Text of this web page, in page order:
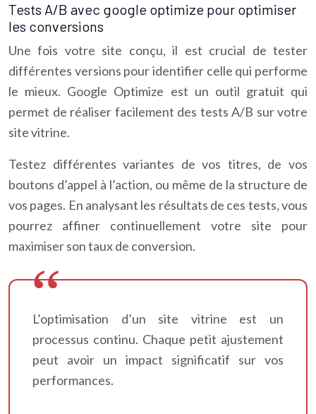
Tests A/B avec google optimize pour optimiser
les conversions
Une fois votre site conçu, il est crucial de tester
différentes versions pour identifier celle qui performe
le mieux. Google Optimize est un outil gratuit qui
permet de réaliser facilement des tests A/B sur votre
site vitrine.
Testez différentes variantes de vos titres, de vos
boutons d’appel à l’action, ou même de la structure de
vos pages. En analysant les résultats de ces tests, vous
pourrez affiner continuellement votre site pour
maximiser son taux de conversion.
L’optimisation d’un site vitrine est un
processus continu. Chaque petit ajustement
peut avoir un impact significatif sur vos
performances.